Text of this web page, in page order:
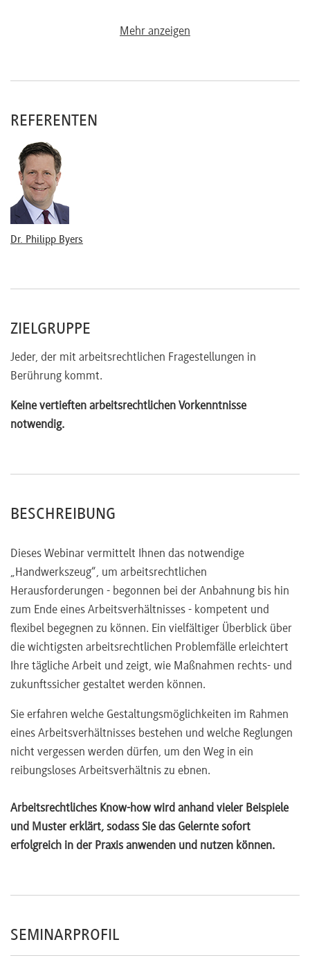
Das laufende Arbeitsverhältnis
Dienstreisezeiten
Überstunden
Teilzeitanspruch, Brückenteilzeit
Urlaub und Verfall
Entgeltfortzahlung
Krankheit
Mutterschutzrecht
Aufhebungsvertrag
Sozialrechtliche Aufklärungspflichten
Vor- und Nachteile
Ordentliche Kündigung
Besonderer Kündigungsschutz
Besonderheiten bei Befristung
Erreichen des Rentenalters
Zeugnis
Arten
Leistungsbeurteilung, Führungsbeurteilung
Zeugnisgrundsätze
Zeugnisberichtigung
Zeugnisskala
Mehr anzeigen
REFERENTEN
Dr. Philipp Byers
ZIELGRUPPE
Jeder, der mit arbeitsrechtlichen Fragestellungen in
Berührung kommt.
Keine vertieften arbeitsrechtlichen Vorkenntnisse
notwendig.
BESCHREIBUNG
Dieses Webinar vermittelt Ihnen das notwendige
„Handwerkszeug“, um arbeitsrechtlichen
Herausforderungen - begonnen bei der Anbahnung bis hin
zum Ende eines Arbeitsverhältnisses - kompetent und
flexibel begegnen zu können. Ein vielfältiger Überblick über
die wichtigsten arbeitsrechtlichen Problemfälle erleichtert
Ihre tägliche Arbeit und zeigt, wie Maßnahmen rechts- und
zukunftssicher gestaltet werden können.
Sie erfahren welche Gestaltungsmöglichkeiten im Rahmen
eines Arbeitsverhältnisses bestehen und welche Reglungen
nicht vergessen werden dürfen, um den Weg in ein
reibungsloses Arbeitsverhältnis zu ebnen.
Arbeitsrechtliches Know-how wird anhand vieler Beispiele
und Muster erklärt, sodass Sie das Gelernte sofort
erfolgreich in der Praxis anwenden und nutzen können.
SEMINARPROFIL